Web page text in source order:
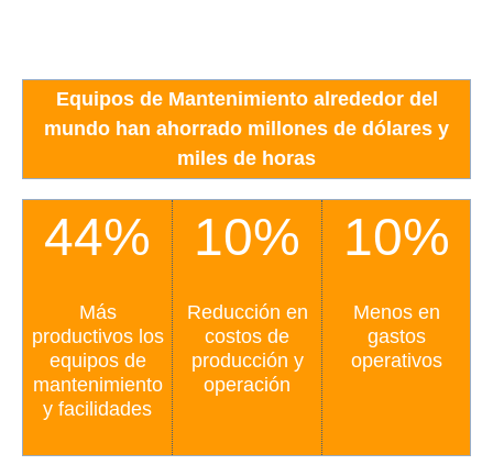
Equipos de Mantenimiento alrededor del
mundo han ahorrado millones de dólares y
miles de horas
44%
Más
productivos los
equipos de
mantenimiento
y facilidades
10%
Reducción en
costos de
producción y
operación
10%
Menos en
gastos
operativos